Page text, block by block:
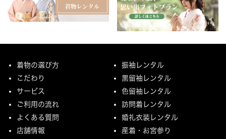
着物の選び方
こだわり
サービス
ご利用の流れ
よくある質問
店舗情報
振袖レンタル
黒留袖レンタル
色留袖レンタル
訪問着レンタル
婚礼衣装レンタル
産着・お宮参り